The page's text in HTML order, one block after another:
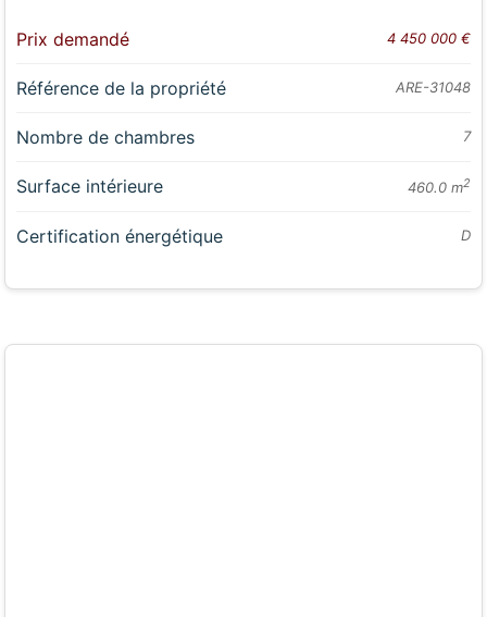
Prix demandé 4 450 000 €
Référence de la propriété ARE-31048
Nombre de chambres 7
Surface intérieure 460.0 m2
Certification énergétique D